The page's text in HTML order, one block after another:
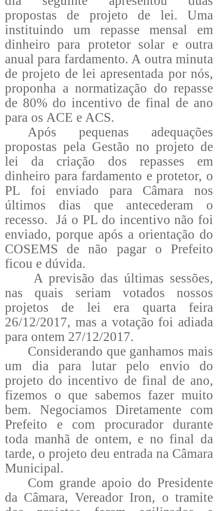
propostas de projeto de lei. Uma
instituindo um repasse mensal em
dinheiro para protetor solar e outra
anual para fardamento. A outra minuta
de projeto de lei apresentada por nós,
proponha a normatização do repasse
de 80% do incentivo de final de ano
para os ACE e ACS.
Após pequenas adequações
propostas pela Gestão no projeto de
lei da criação dos repasses em
dinheiro para fardamento e protetor, o
PL foi enviado para Câmara nos
últimos dias que antecederam o
recesso. Já o PL do incentivo não foi
enviado, porque após a orientação do
COSEMS de não pagar o Prefeito
ficou e dúvida.
A previsão das últimas sessões,
nas quais seriam votados nossos
projetos de lei era quarta feira
26/12/2017, mas a votação foi adiada
para ontem 27/12/2017.
Considerando que ganhamos mais
um dia para lutar pelo envio do
projeto do incentivo de final de ano,
fizemos o que sabemos fazer muito
bem. Negociamos Diretamente com
Prefeito e com procurador durante
toda manhã de ontem, e no final da
tarde, o projeto deu entrada na Câmara
Municipal.
Com grande apoio do Presidente
da Câmara, Vereador Iron, o tramite